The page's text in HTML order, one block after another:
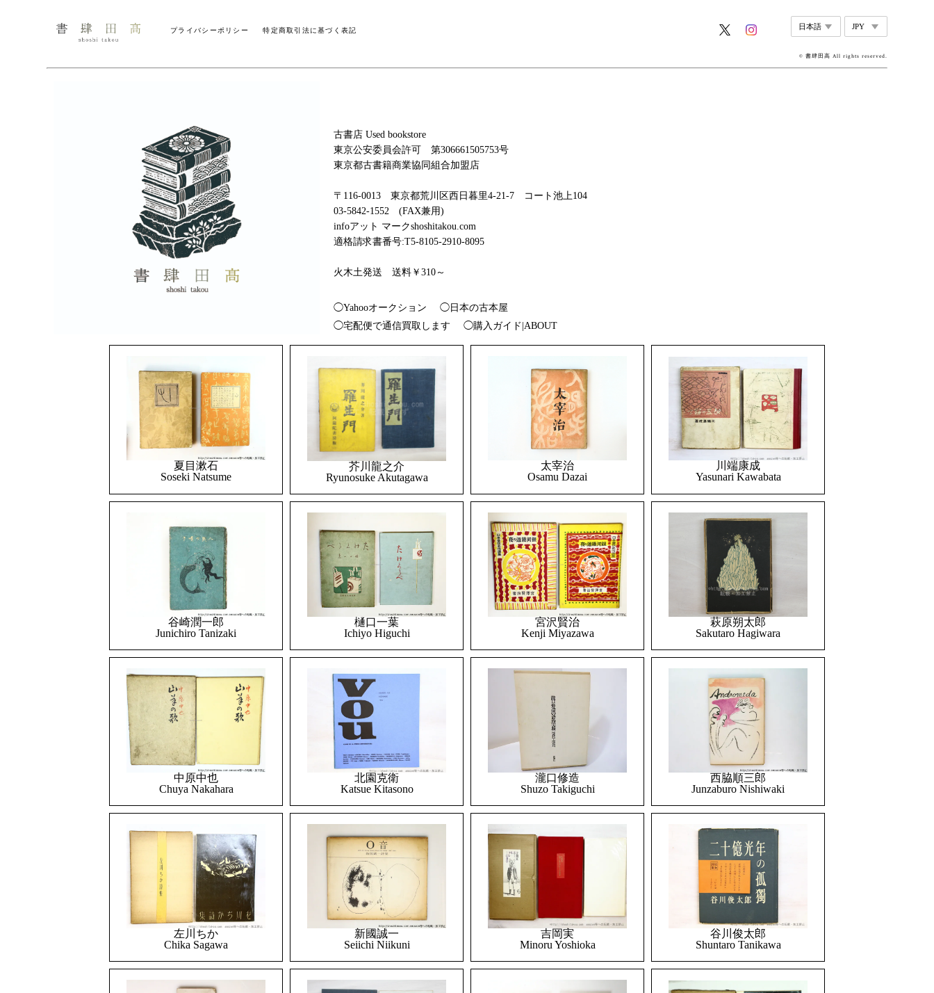
プライバシーポリシー 特定商取引法に基づく表記
© 書肆田高 All rights reserved.
古書店 Used bookstore
東京公安委員会許可 第306661505753号
東京都古書籍商業協同組合加盟店
〒116-0013 東京都荒川区西日暮里4-21-7 コート池上104
03-5842-1552 (FAX兼用)
infoアット マークshoshitakou.com
適格請求書番号:T5-8105-2910-8095
火木土発送 送料￥310～
◯Yahooオークション
◯日本の古本屋
◯宅配便で通信買取します
◯購入ガイド|ABOUT
夏目漱石
Soseki Natsume
芥川龍之介
Ryunosuke Akutagawa
太宰治
Osamu Dazai
川端康成
Yasunari Kawabata
谷崎潤一郎
Junichiro Tanizaki
樋口一葉
Ichiyo Higuchi
宮沢賢治
Kenji Miyazawa
萩原朔太郎
Sakutaro Hagiwara
中原中也
Chuya Nakahara
北園克衛
Katsue Kitasono
瀧口修造
Shuzo Takiguchi
西脇順三郎
Junzaburo Nishiwaki
左川ちか
Chika Sagawa
新國誠一
Seiichi Niikuni
吉岡実
Minoru Yoshioka
谷川俊太郎
Shuntaro Tanikawa